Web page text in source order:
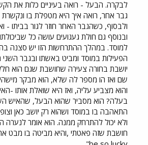
לבקרה. הבעל - רואה בעיניים כלות את
גבר אחר, רואה איך היא מטפלת בו ונקשרת
ולבסוף, כשהגבר האחר חוזר לגור בביתו -
ובנוסף גם חולת געגועים עושה כל
למוסד. במהלך ההתרחשות הזו יש סצנה
הפעילות במוסד ומביט באשתו ובגבר השני
יושבת בחורה צעירה שחושבת שגם הוא
שם ואז הו מספר לה שלא, הוא מבקר
והוא מצביע עליה, ואז היא שואלת אותו -
בעלה? הוא מסביר שהוא הבעל, שהאיש
התאהבה בו במוסד ושהוא רק יושב כאן
ולא יכול להתרחק ממנה. הוא אומר לנערה